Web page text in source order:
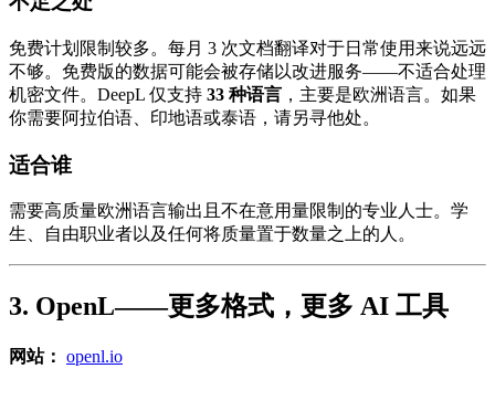
免费计划限制较多。每月 3 次文档翻译对于日常使用来说远远
不够。免费版的数据可能会被存储以改进服务——不适合处理
机密文件。DeepL 仅支持 33 种语言 ，主要是欧洲语言。如果
你需要阿拉伯语、印地语或泰语，请另寻他处。
适合谁
需要高质量欧洲语言输出且不在意用量限制的专业人士。学
生、自由职业者以及任何将质量置于数量之上的人。
3. OpenL——更多格式，更多 AI 工具
网站： openl.io